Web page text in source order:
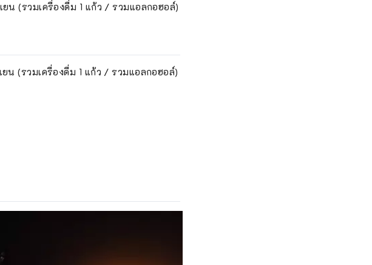
น (รวมเครื่องดื่ม 1 แก้ว / รวมแอลกอฮอล์)
น (รวมเครื่องดื่ม 1 แก้ว / รวมแอลกอฮอล์)